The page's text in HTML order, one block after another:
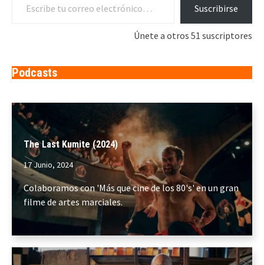
Suscribirse
Únete a otros 51 suscriptores
Podcasts
The Last Kumite (2024)
17 Junio, 2024
Colaboramos con 'Más que cine de los 80's' en un gran
filme de artes marciales.